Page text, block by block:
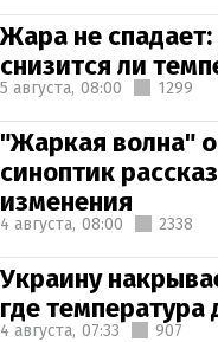
Жара не
снизится ли
5 августа, 08:00 1299
"Жаркая волна"
синоптик
изменения
4 августа, 08:00 2338
Украину
где температура
4 августа, 07:33 907